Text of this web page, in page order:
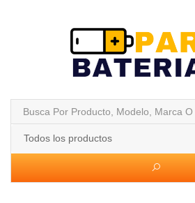
Todos los productos